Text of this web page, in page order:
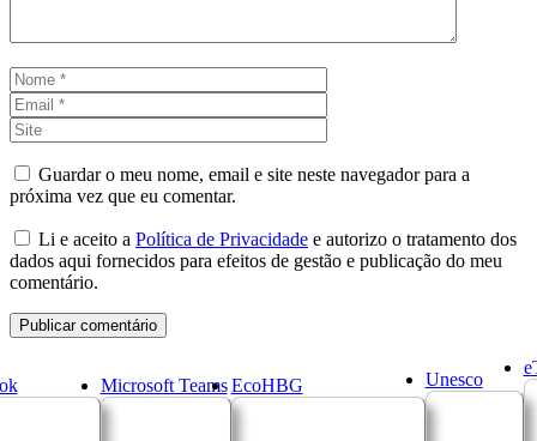
Nome
Guardar o meu nome, email e site neste navegador para a
próxima vez que eu comentar.
Li e aceito a Política de Privacidade e autorizo o tratamento dos
dados aqui fornecidos para efeitos de gestão e publicação do meu
comentário.
Microsoft Teams EcoHBG Unesco